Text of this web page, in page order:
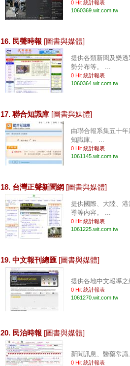
0 Hit 統計報表
1060369.wit.com.tw
16. 民聲時報 [圖書與媒體]
提供各類新聞及樂
勢分布等。 ...
0 Hit 統計報表
1060364.wit.com.tw
17. 聯合知識庫 [圖書與媒體]
由聯合報系集五十
知識庫。 ...
0 Hit 統計報表
1061145.wit.com.tw
18. 台灣正聲新聞網 [圖書與媒體]
提供國際、大陸、
導等內容。 ...
0 Hit 統計報表
1061225.wit.com.tw
19. 中文報刊總匯 [圖書與媒體]
提供各地中文報導
0 Hit 統計報表
1061270.wit.com.tw
20. 民治時報 [圖書與媒體]
新聞訊息、醫藥常
0 Hit 統計報表